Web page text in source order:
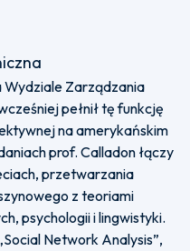
Zarządzania
pełnił tę funkcję
na amerykańskim
prof. Calladon łączy
przetwarzania
z teoriami
psychologii i lingwistyki.
Network Analysis”,